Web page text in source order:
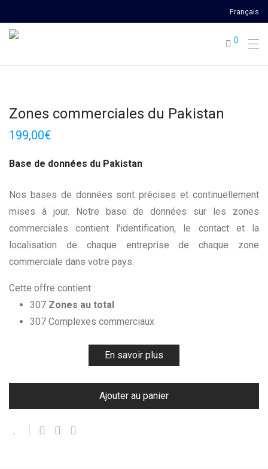
Français
0
Zones commerciales du Pakistan
199,00€
Base de données du Pakistan
Nos bases de données sont précises et continuellement
mises à jour. Notre base de données sur les zones
commerciales contient l'identification, le contact et la
localisation de chaque entreprise de chaque zone
commerciale dans votre pays.
Cette offre contient :
307Zones au total
307 Complexes commerciaux
En savoir plus
Ajouter au panier